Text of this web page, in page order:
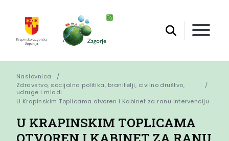
Naslovnica
Zdravstvo, socijalna politika, branitelji, civilno društvo,
udruge i mladi
U Krapinskim Toplicama otvoren i Kabinet za ranu intervenciju
U KRAPINSKIM TOPLICAMA
OTVOREN I KABINET ZA RANU